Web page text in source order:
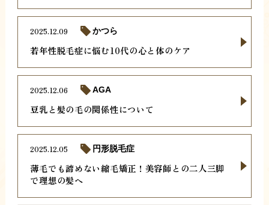
若年性脱毛症に悩む10代の心と体のケア
2025.12.09 かつら
豆乳と髪の毛の関係性について
2025.12.06 AGA
薄毛でも諦めない縮毛矯正！美容師との二人三脚
で理想の髪へ
2025.12.05 円形脱毛症